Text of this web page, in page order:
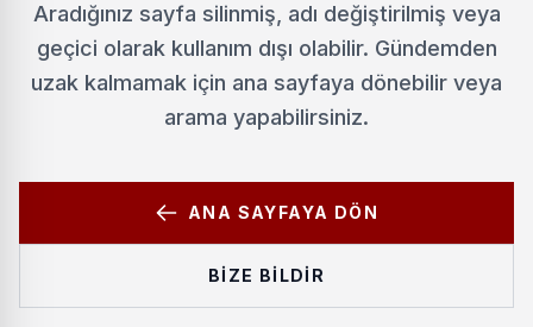
Aradığınız sayfa silinmiş, adı değiştirilmiş veya
geçici olarak kullanım dışı olabilir. Gündemden
uzak kalmamak için ana sayfaya dönebilir veya
arama yapabilirsiniz.
ANA SAYFAYA DÖN
BIZE BILDIR